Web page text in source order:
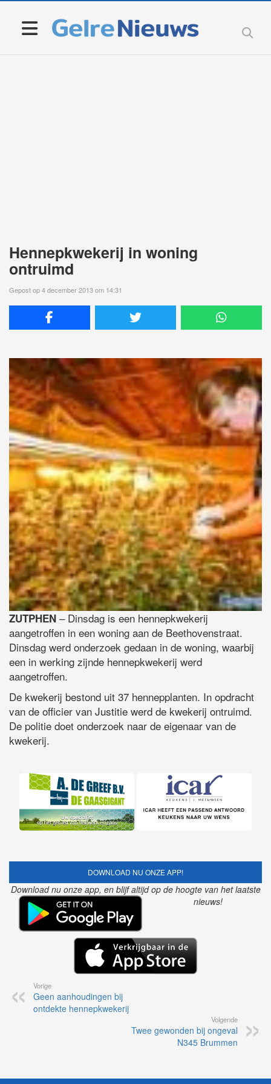
Hennepkwekerij in woning
ontruimd
Gepost op 4 december 2013 om 14:31
ZUTPHEN – Dinsdag is een hennepkwekerij
aangetroffen in een woning aan de Beethovenstraat.
Dinsdag werd onderzoek gedaan in de woning, waarbij
een in werking zijnde hennepkwekerij werd
aangetroffen.
De kwekerij bestond uit 37 hennepplanten. In opdracht
van de officier van Justitie werd de kwekerij ontruimd.
De politie doet onderzoek naar de eigenaar van de
kwekerij.
DOWNLOAD NU ONZE APP!
Download nu onze app, en blijf altijd op de hoogte van het laatste
nieuws!
Vorige
Geen aanhoudingen bij
ontdekte hennepkwekerij
Volgende
Twee gewonden bij ongeval
N345 Brummen